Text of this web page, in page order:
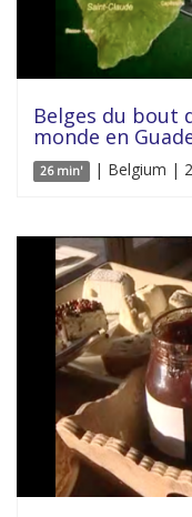
Belges du bout
monde en
26 min' | Belgium |